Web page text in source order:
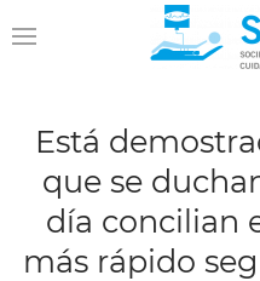
Está
que se
día concilian
más rápido